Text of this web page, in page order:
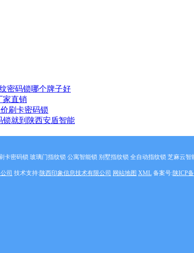
密码锁哪个牌子好
家直销
刷卡密码锁
锁就到陕西安盾智能
密码锁 玻璃门指纹锁 公寓智能锁 别墅指纹锁 全自动指纹锁 芝麻云
司 技术支持:陕西印象信息技术有限公司 网站地图 XML 备案号:陕ICP